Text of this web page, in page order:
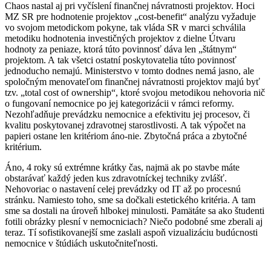
Chaos nastal aj pri vyčíslení finančnej návratnosti projektov. Hoci
MZ SR pre hodnotenie projektov „cost-benefit“ analýzu vyžaduje
vo svojom metodickom pokyne, tak vláda SR v marci schválila
metodiku hodnotenia investičných projektov z dielne Útvaru
hodnoty za peniaze, ktorá túto povinnosť dáva len „štátnym“
projektom. A tak všetci ostatní poskytovatelia túto povinnosť
jednoducho nemajú. Ministerstvo v tomto dodnes nemá jasno, ale
spoločným menovateľom finančnej návratnosti projektov majú byť
tzv. „total cost of ownership“, ktoré svojou metodikou nehovoria nič
o fungovaní nemocnice po jej kategorizácii v rámci reformy.
Nezohľadňuje prevádzku nemocnice a efektivitu jej procesov, či
kvalitu poskytovanej zdravotnej starostlivosti. A tak výpočet na
papieri ostane len kritériom áno-nie. Zbytočná práca a zbytočné
kritérium.
Áno, 4 roky sú extrémne krátky čas, najmä ak po stavbe máte
obstarávať každý jeden kus zdravotníckej techniky zvlášť.
Nehovoriac o nastavení celej prevádzky od IT až po procesnú
stránku. Namiesto toho, sme sa dočkali estetického kritéria. A tam
sme sa dostali na úroveň hlbokej minulosti. Pamätáte sa ako študenti
fotili obrázky plesní v nemocniciach? Niečo podobné sme zberali aj
teraz. Tí sofistikovanejší sme zaslali aspoň vizualizáciu budúcnosti
nemocnice v štúdiách uskutočniteľnosti.